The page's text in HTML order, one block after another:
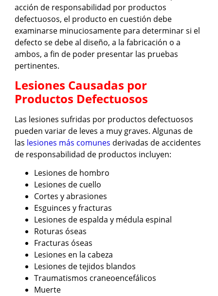
acción de responsabilidad por productos
defectuosos, el producto en cuestión debe
examinarse minuciosamente para determinar si el
defecto se debe al diseño, a la fabricación o a
ambos, a fin de poder presentar las pruebas
pertinentes.
Lesiones Causadas por
Productos Defectuosos
Las lesiones sufridas por productos defectuosos
pueden variar de leves a muy graves. Algunas de
las lesiones más comunes derivadas de accidentes
de responsabilidad de productos incluyen:
Lesiones de hombro
Lesiones de cuello
Cortes y abrasiones
Esguinces y fracturas
Lesiones de espalda y médula espinal
Roturas óseas
Fracturas óseas
Lesiones en la cabeza
Lesiones de tejidos blandos
Traumatismos craneoencefálicos
Muerte